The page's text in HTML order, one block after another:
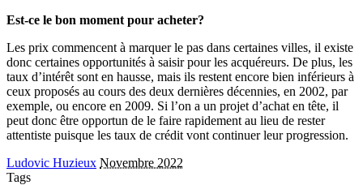
Est-ce le bon moment pour acheter?
Les prix commencent à marquer le pas dans certaines villes, il existe
donc certaines opportunités à saisir pour les acquéreurs. De plus, les
taux d’intérêt sont en hausse, mais ils restent encore bien inférieurs à
ceux proposés au cours des deux dernières décennies, en 2002, par
exemple, ou encore en 2009. Si l’on a un projet d’achat en tête, il
peut donc être opportun de le faire rapidement au lieu de rester
attentiste puisque les taux de crédit vont continuer leur progression.
Ludovic Huzieux Novembre 2022
Tags